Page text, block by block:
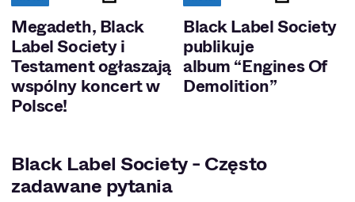
Megadeth, Black
Label Society i
Testament ogłaszają
wspólny koncert w
Polsce!
Black Label Society
publikuje
album “Engines Of
Demolition”
Black Label Society - Często
zadawane pytania